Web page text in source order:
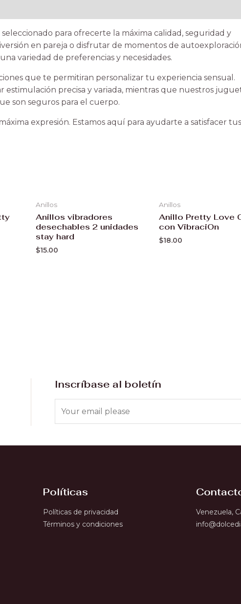
para ofrecerte la máxima calidad, seguridad y
en pareja o disfrutar de momentos de
variedad de preferencias y necesidades.
que te permitiran personalizar tu experiencia sensual.
estimulación precisa y variada, mientras que nuestros
son seguros para el cuerpo.
expresión. Estamos aquí para ayudarte a satisfacer
Anillos
Anillos vibradores
desechables 2 unidades
stay hard
$15.00
Anillos
Anillo Pretty Love
con VibraciOn
$18.00
Inscríbase al boletín
Políticas
Políticas de privacidad
Términos y condiciones
Venezuela,